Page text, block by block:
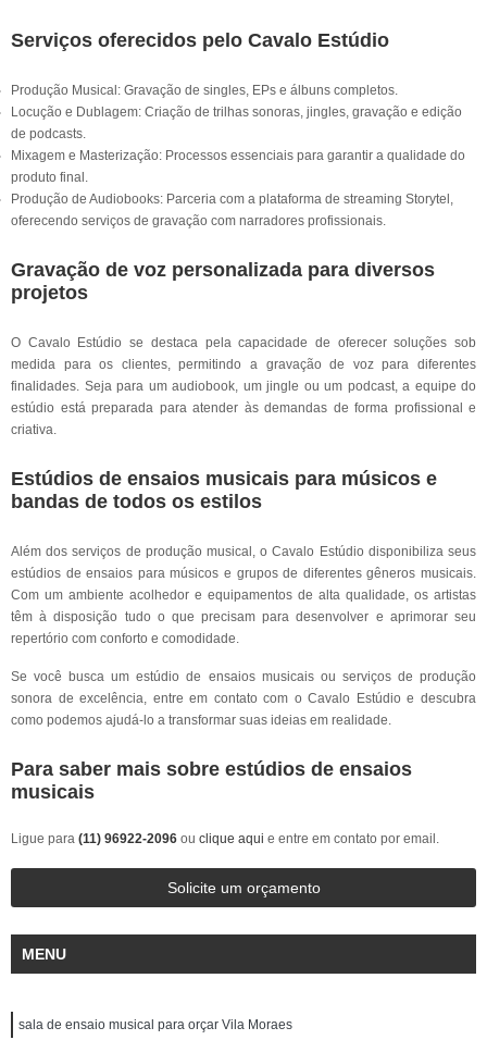
Serviços oferecidos pelo Cavalo Estúdio
Produção Musical: Gravação de singles, EPs e álbuns completos.
Locução e Dublagem: Criação de trilhas sonoras, jingles, gravação e edição
de podcasts.
Mixagem e Masterização: Processos essenciais para garantir a qualidade do
produto final.
Produção de Audiobooks: Parceria com a plataforma de streaming Storytel,
oferecendo serviços de gravação com narradores profissionais.
Gravação de voz personalizada para diversos
projetos
O Cavalo Estúdio se destaca pela capacidade de oferecer soluções sob
medida para os clientes, permitindo a gravação de voz para diferentes
finalidades. Seja para um audiobook, um jingle ou um podcast, a equipe do
estúdio está preparada para atender às demandas de forma profissional e
criativa.
Estúdios de ensaios musicais para músicos e
bandas de todos os estilos
Além dos serviços de produção musical, o Cavalo Estúdio disponibiliza seus
estúdios de ensaios para músicos e grupos de diferentes gêneros musicais.
Com um ambiente acolhedor e equipamentos de alta qualidade, os artistas
têm à disposição tudo o que precisam para desenvolver e aprimorar seu
repertório com conforto e comodidade.
Se você busca um estúdio de ensaios musicais ou serviços de produção
sonora de excelência, entre em contato com o Cavalo Estúdio e descubra
como podemos ajudá-lo a transformar suas ideias em realidade.
Para saber mais sobre estúdios de ensaios
musicais
Ligue para (11) 96922-2096 ou clique aqui e entre em contato por email.
Solicite um orçamento
MENU
sala de ensaio musical para orçar Vila Moraes